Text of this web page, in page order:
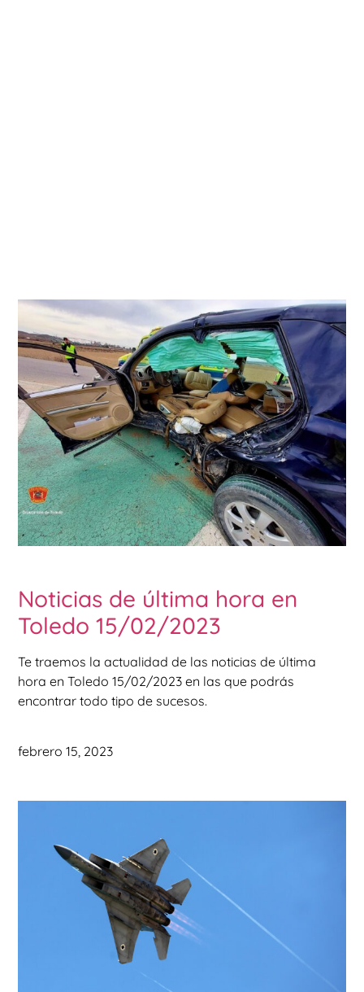
Noticias de última hora en
Toledo 15/02/2023
Te traemos la actualidad de las noticias de última
hora en Toledo 15/02/2023 en las que podrás
encontrar todo tipo de sucesos.
febrero 15, 2023